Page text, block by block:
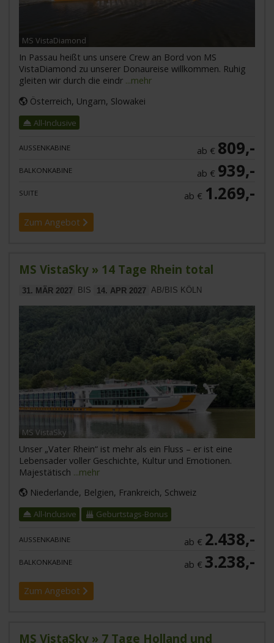
MS VistaDiamond
In Passau heißt uns unsere Crew an Bord von MS
VistaDiamond zu unserer Donaureise willkommen. Ruhig
gleiten wir durch die eindr ...mehr
Österreich, Ungarn, Slowakei
All-Inclusive
AUSSENKABINE ab € 809,-
BALKONKABINE ab € 939,-
SUITE ab € 1.269,-
Zum Angebot
MS VistaSky » 14 Tage Rhein total
31. MÄR 2027 BIS 14. APR 2027 AB/BIS KÖLN
MS VistaSky
Unser „Vater Rhein“ ist mehr als ein Fluss – er ist eine
Lebensader voller Geschichte, Kultur und Emotionen.
Majestätisch ...mehr
Niederlande, Belgien, Frankreich, Schweiz
All-Inclusive Geburtstags-Bonus
AUSSENKABINE ab € 2.438,-
BALKONKABINE ab €3.238,-
Zum Angebot
MS VistaSky » 7 Tage Holland und